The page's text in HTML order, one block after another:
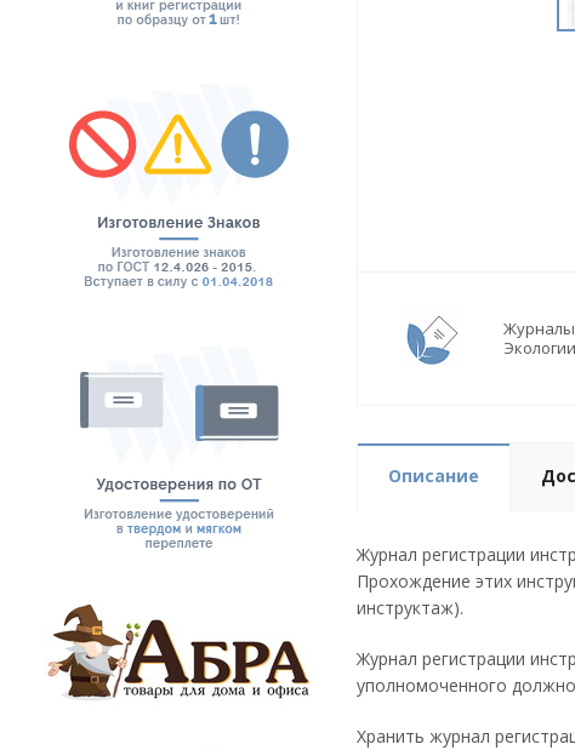
Журналы
Экологии
Описание
Журнал регистрации
Прохождение этих
инструктаж).
Журнал регистрации
уполномоченного
Хранить журнал